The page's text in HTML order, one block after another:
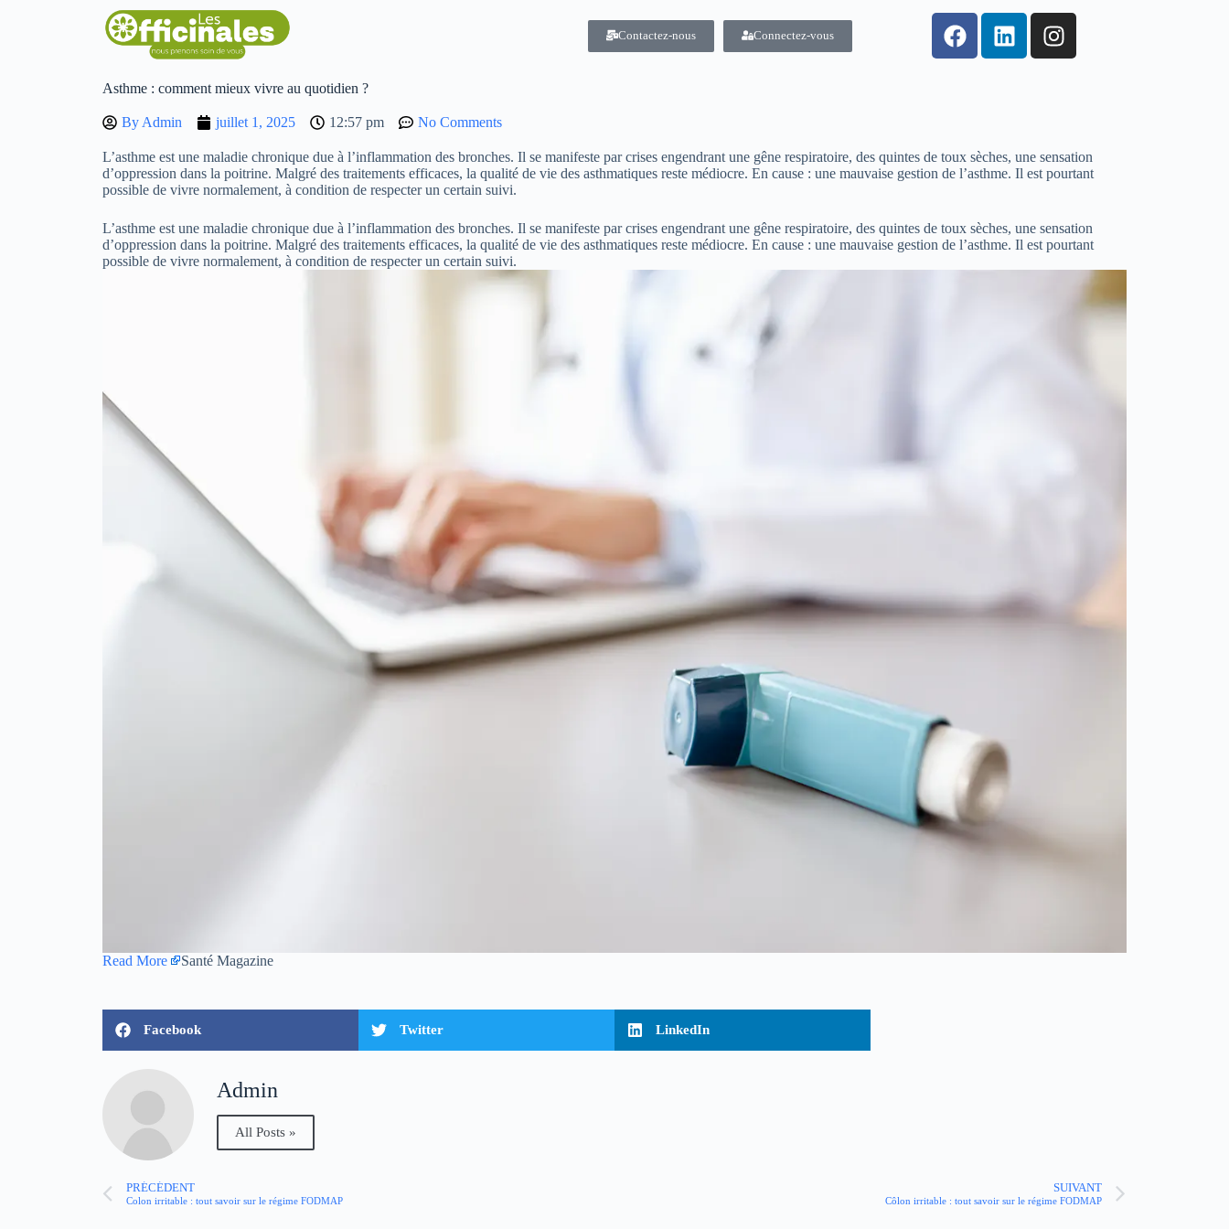
Contactez-nous Connectez-vous
Asthme : comment mieux vivre au quotidien ?
By Admin juillet 1, 2025 12:57 pm No Comments
L’asthme est une maladie chronique due à l’inflammation des bronches. Il se manifeste par crises engendrant une gêne respiratoire, des quintes de toux sèches, une sensation
d’oppression dans la poitrine. Malgré des traitements efficaces, la qualité de vie des asthmatiques reste médiocre. En cause : une mauvaise gestion de l’asthme. Il est pourtant
possible de vivre normalement, à condition de respecter un certain suivi.
L’asthme est une maladie chronique due à l’inflammation des bronches. Il se manifeste par crises engendrant une gêne respiratoire, des quintes de toux sèches, une sensation
d’oppression dans la poitrine. Malgré des traitements efficaces, la qualité de vie des asthmatiques reste médiocre. En cause : une mauvaise gestion de l’asthme. Il est pourtant
possible de vivre normalement, à condition de respecter un certain suivi.
Read More Santé Magazine
Facebook Twitter LinkedIn
Admin
All Posts »
PRÉCÉDENT
Colon irritable : tout savoir sur le régime FODMAP
SUIVANT
Côlon irritable : tout savoir sur le régime FODMAP